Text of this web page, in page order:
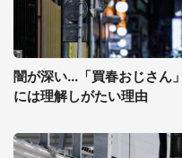
闇が深い...「買春おじさん
には理解しがたい理由